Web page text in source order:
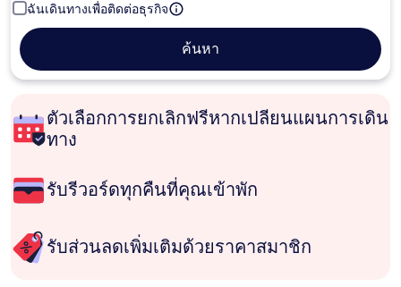
ฉันเดินทางเพื่อติดต่อธุรกิจ
ค้นหา
ตัวเลือกการยกเลิกฟรีหากเปลี่ยนแผนการเดิน
ทาง
รับรีวอร์ดทุกคืนที่คุณเข้าพัก
รับส่วนลดเพิ่มเติมด้วยราคาสมาชิก